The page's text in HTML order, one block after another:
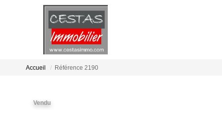
Accueil Référence 2190
Vendu